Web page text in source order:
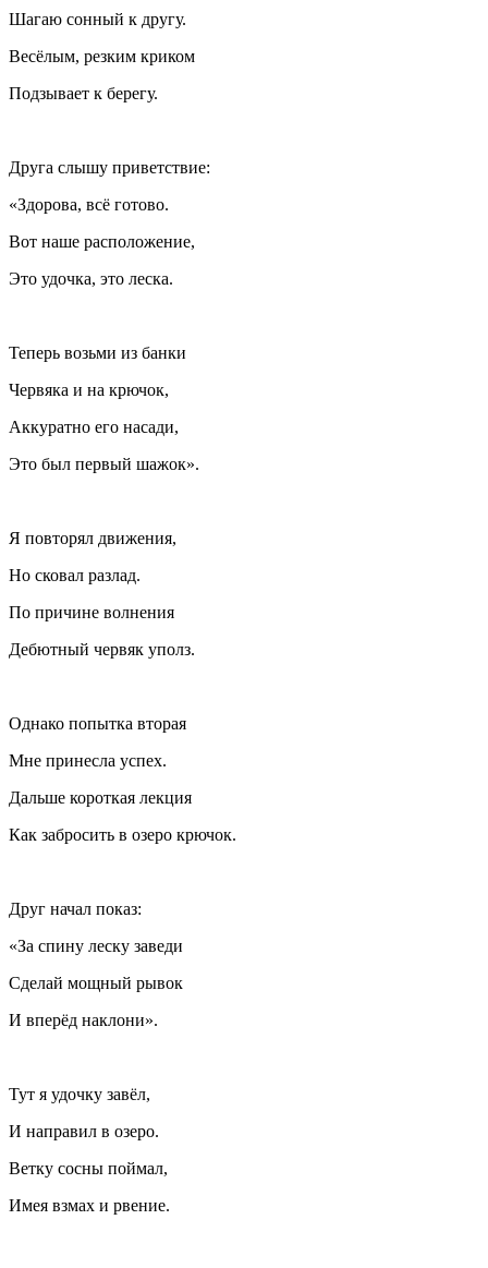
Шагаю сонный к другу.
Весёлым, резким криком
Подзывает к берегу.
Друга слышу приветствие:
«Здорова, всё готово.
Вот наше расположение,
Это удочка, это леска.
Теперь возьми из банки
Червяка и на крючок,
Аккуратно его насади,
Это был первый шажок».
Я повторял движения,
Но сковал разлад.
По причине волнения
Дебютный червяк уполз.
Однако попытка вторая
Мне принесла успех.
Дальше короткая лекция
Как забросить в озеро крючок.
Друг начал показ:
«За спину леску заведи
Сделай мощный рывок
И вперёд наклони».
Тут я удочку завёл,
И направил в озеро.
Ветку сосны поймал,
Имея взмах и рвение.